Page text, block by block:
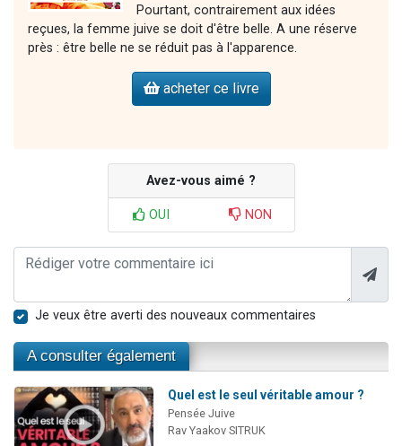
Pourtant, contrairement aux idées
reçues, la femme juive se doit d'être belle. A une réserve
près : être belle ne se réduit pas à l'apparence.
acheter ce livre
Avez-vous aimé ?
OUI NON
Je veux être averti des nouveaux commentaires
A consulter également
Quel est le seul véritable amour ?
Pensée Juive
Rav Yaakov SITRUK